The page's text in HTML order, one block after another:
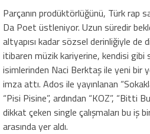
Parçanın prodüktörlüğünü, Türk rap
Da Poet üstleniyor. Uzun süredir
altyapısı kadar sözsel derinliğiyle de
itibaren müzik kariyerine, kendisi gibi
isimlerinden Naci Berktaş ile yeni bir
imza attı. Ados ile yayınlanan
“Pisi Pisine”, ardından “KOZ”, “Bitti
dikkat çeken single çalışmaları bu iş
arasında yer aldı.